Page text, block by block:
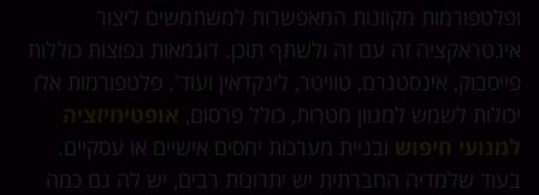
ופלטפורמות מקוונות המאפשרות למשתמשים ליצור
אינטראקציה זה עם זה ולשתף תוכן. דוגמאות נפוצות כוללות
פייסבוק, אינסטגרם, טוויטר, לינקדאין ועוד'. פלטפורמות אלו
יכולות לשמש למגוון מטרות, כולל פרסום, אופטימיזציה
למנועי חיפוש ובניית מערכות יחסים אישיים או עסקיים.
בעוד שלמדיה החברתית יש יתרונות רבים, יש לה גם כמה